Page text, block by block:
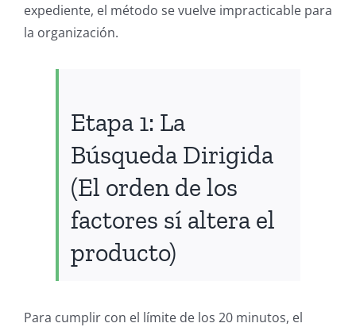
expediente, el método se vuelve impracticable para
la organización.
Etapa 1: La
Búsqueda Dirigida
(El orden de los
factores sí altera el
producto)
Para cumplir con el límite de los 20 minutos, el